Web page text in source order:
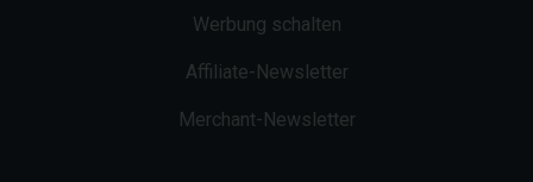
Werbung schalten
Affiliate-Newsletter
Merchant-Newsletter